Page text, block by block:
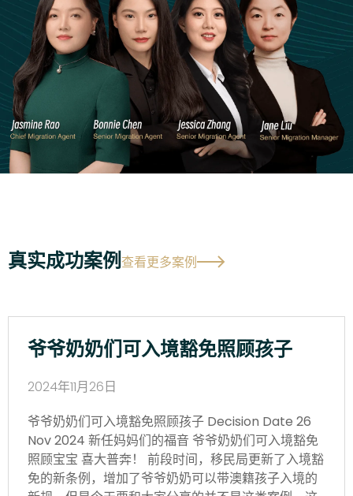
真实成功案例查看更多案例
爷爷奶奶们可入境豁免照顾孩子
2024年11月26日
爷爷奶奶们可入境豁免照顾孩子 Decision Date 26
Nov 2024 新任妈妈们的福音 爷爷奶奶们可入境豁免
照顾宝宝 喜大普奔！ 前段时间，移民局更新了入境豁
免的新条例，增加了爷爷奶奶可以带澳籍孩子入境的